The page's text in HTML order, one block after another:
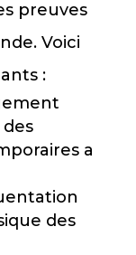
preuves
Voici
:
a
des